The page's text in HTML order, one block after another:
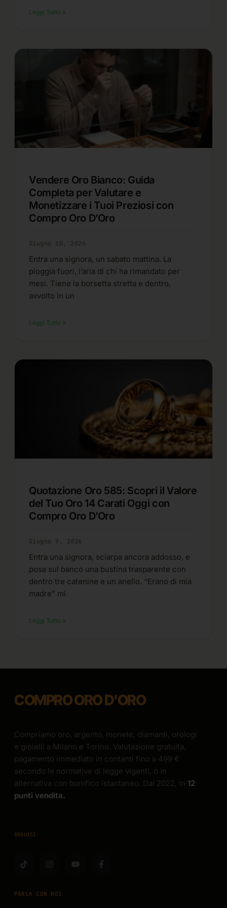
Leggi Tutto »
Vendere Oro Bianco: Guida
Completa per Valutare e
Monetizzare i Tuoi Preziosi con
Compro Oro D’Oro
Giugno 10, 2026
Entra una signora, un sabato mattina. La
pioggia fuori, l’aria di chi ha rimandato per
mesi. Tiene la borsetta stretta e dentro,
avvolto in un
Leggi Tutto »
Quotazione Oro 585: Scopri il Valore
del Tuo Oro 14 Carati Oggi con
Compro Oro D’Oro
Giugno 9, 2026
Entra una signora, sciarpa ancora addosso, e
posa sul banco una bustina trasparente con
dentro tre catenine e un anello. “Erano di mia
madre” mi
Leggi Tutto »
COMPRO ORO D'ORO
Compriamo oro, argento, monete, diamanti, orologi
e gioielli a Milano e Torino. Valutazione gratuita,
pagamento immediato in contanti fino a 499 €
secondo le normative di legge vigenti, o in
alternativa con bonifico istantaneo. Dal 2022, in 12
punti vendita.
SEGUICI
PARLA CON NOI